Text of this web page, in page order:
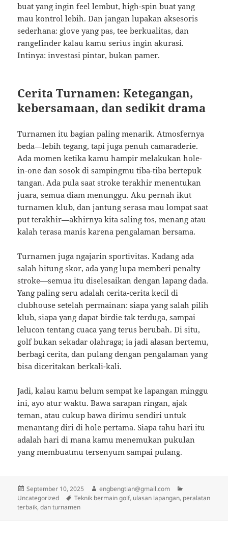
buat yang ingin feel lembut, high-spin buat yang
mau kontrol lebih. Dan jangan lupakan aksesoris
sederhana: glove yang pas, tee berkualitas, dan
rangefinder kalau kamu serius ingin akurasi.
Intinya: investasi pintar, bukan pamer.
Cerita Turnamen: Ketegangan,
kebersamaan, dan sedikit drama
Turnamen itu bagian paling menarik. Atmosfernya
beda—lebih tegang, tapi juga penuh camaraderie.
Ada momen ketika kamu hampir melakukan hole-
in-one dan sosok di sampingmu tiba-tiba bertepuk
tangan. Ada pula saat stroke terakhir menentukan
juara, semua diam menunggu. Aku pernah ikut
turnamen klub, dan jantung serasa mau lompat saat
put terakhir—akhirnya kita saling tos, menang atau
kalah terasa manis karena pengalaman bersama.
Turnamen juga ngajarin sportivitas. Kadang ada
salah hitung skor, ada yang lupa memberi penalty
stroke—semua itu diselesaikan dengan lapang dada.
Yang paling seru adalah cerita-cerita kecil di
clubhouse setelah permainan: siapa yang salah pilih
klub, siapa yang dapat birdie tak terduga, sampai
lelucon tentang cuaca yang terus berubah. Di situ,
golf bukan sekadar olahraga; ia jadi alasan bertemu,
berbagi cerita, dan pulang dengan pengalaman yang
bisa diceritakan berkali-kali.
Jadi, kalau kamu belum sempat ke lapangan minggu
ini, ayo atur waktu. Bawa sarapan ringan, ajak
teman, atau cukup bawa dirimu sendiri untuk
menantang diri di hole pertama. Siapa tahu hari itu
adalah hari di mana kamu menemukan pukulan
yang membuatmu tersenyum sampai pulang.
Posted
on
September 10, 2025 Author
engbengtian@gmail.com
Uncategorized
Tags
Teknik bermain golf, ulasan lapangan, peralatan
terbaik, dan turnamen